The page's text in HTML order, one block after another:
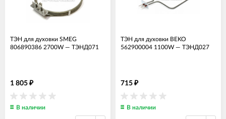
ТЭН для духовки SMEG
806890386 2700W — ТЭНД071
1 805 ₽
В наличии
ТЭН для духовки BEKO
562900004 1100W — ТЭНД027
715 ₽
В наличии